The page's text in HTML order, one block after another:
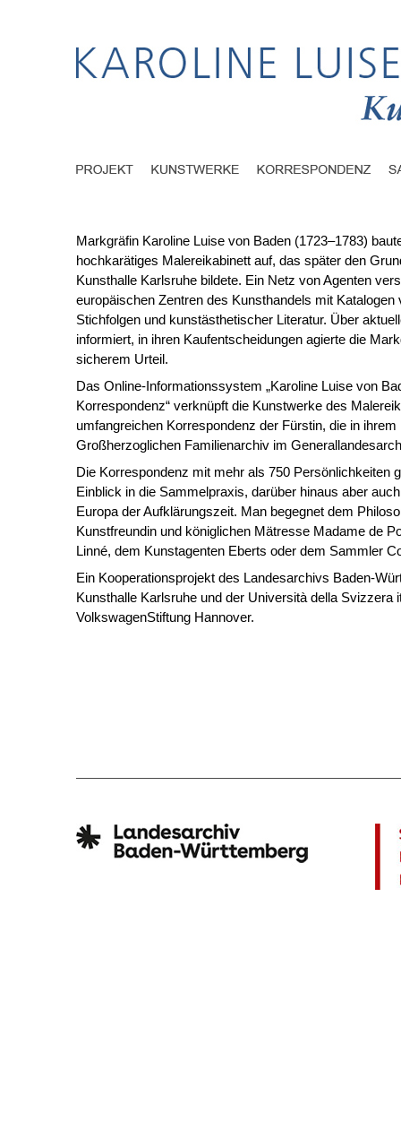
Markgräfin Karoline Luise von Baden (1723–1783)
hochkarätiges Malereikabinett auf, das später den
Kunsthalle Karlsruhe bildete. Ein Netz von Agenten
europäischen Zentren des Kunsthandels mit Katalogen
Stichfolgen und kunstästhetischer Literatur. Über
informiert, in ihren Kaufentscheidungen agierte die
sicherem Urteil.
Das Online-Informationssystem „Karoline Luise von
Korrespondenz“ verknüpft die Kunstwerke des
umfangreichen Korrespondenz der Fürstin, die in
Großherzoglichen Familienarchiv im
Die Korrespondenz mit mehr als 750 Persönlichkeiten
Einblick in die Sammelpraxis, darüber hinaus aber
Europa der Aufklärungszeit. Man begegnet dem
Kunstfreundin und königlichen Mätresse Madame de
Linné, dem Kunstagenten Eberts oder dem Sammler
Ein Kooperationsprojekt des Landesarchivs Baden-
Kunsthalle Karlsruhe und der Università della Svizzera
VolkswagenStiftung Hannover.